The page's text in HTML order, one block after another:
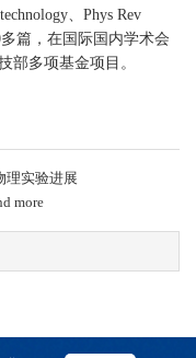
、Phys Rev
篇，在国际国内学术会
部多项基金项目。
理实验进展
more